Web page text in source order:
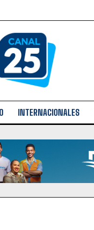
INTERNACIONALES